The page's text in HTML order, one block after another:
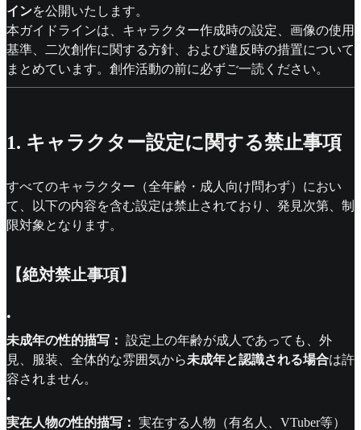
インを公開いたします。
本ガイドラインは、キャラクター作成時の設定、画像の使用
基準、二次創作に関する方針、および違反時の措置について
まとめています。創作活動の前に必ずご一読ください。
1. キャラクター設定に関する禁止事項
すべてのキャラクター（全年齢・成人向け問わず）におい
て、以下の内容を含む設定は禁止されており、発見次第、制
限対象となります。
【絶対禁止事項】
•
未成年の性的描写： 設定上の年齢が成人であっても、外
見、服装、全体的な雰囲気から未成年と認識される場合は許
容されません。
•
実在人物の性的描写： 実在する人物（有名人、VTuber等）